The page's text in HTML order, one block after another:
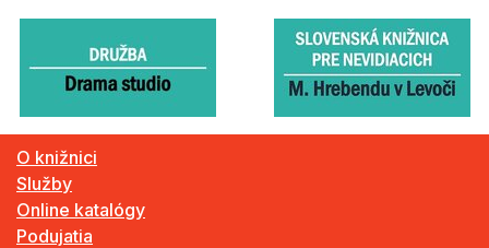
O knižnici
Služby
Online katalógy
Podujatia